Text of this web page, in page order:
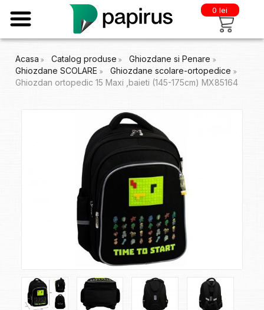
0 lei
Acasa Catalog produse
Ghiozdane si Penare
Ghiozdane SCOLARE
Ghiozdane scolare-ortopedice
Ghiozdan ortopedic 15 Maxi ,baieti (145-175cm) MX85164